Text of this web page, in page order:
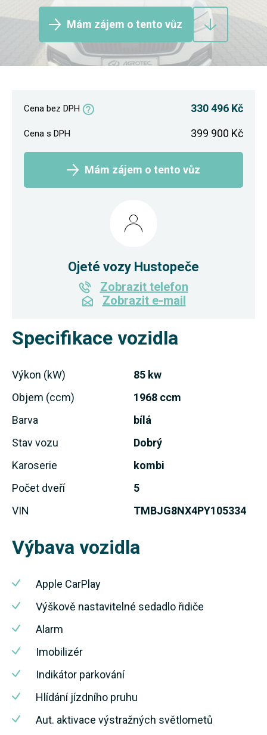
Mám zájem o tento vůz
Specifikace vozidla
Výkon (kW)
85 kw
Objem (ccm)
1968 ccm
Barva
bílá
Stav vozu
Dobrý
Karoserie
kombi
Počet dveří
5
VIN
TMBJG8NX4PY105334
Výbava vozidla
Apple CarPlay
Výškově nastavitelné sedadlo řidiče
Alarm
Imobilizér
Indikátor parkování
Hlídání jízdního pruhu
Aut. aktivace výstražných světlometů
Cena bez DPH 330 496 Kč
Cena s DPH 399 900 Kč
Mám zájem o tento vůz
Ojeté vozy Hustopeče
Zobrazit telefon
Zobrazit e-mail